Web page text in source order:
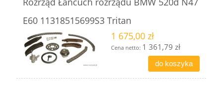
E60 11318515699S3 Tritan
1 675,00 zł
Cena netto: 1 361,79 zł
do koszyka